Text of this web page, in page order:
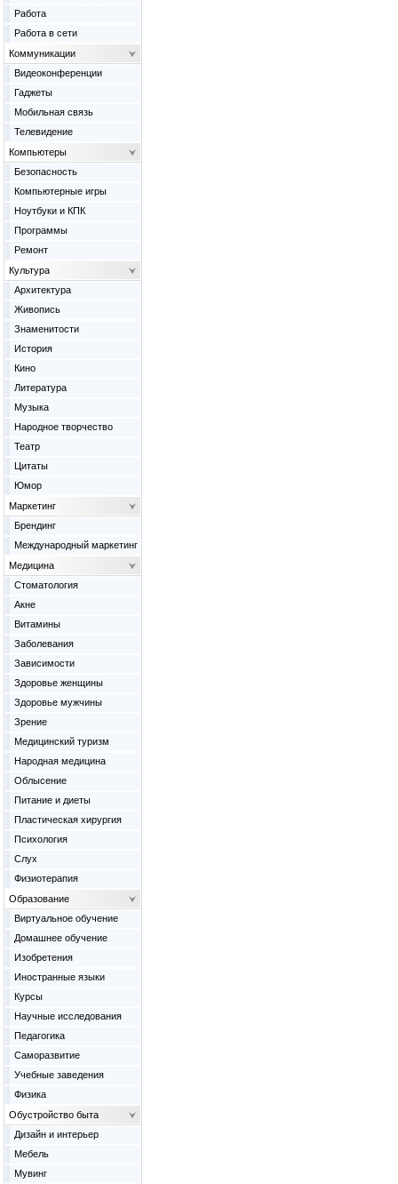
Работа
Работа в сети
Коммуникации
Видеоконференции
Гаджеты
Мобильная связь
Телевидение
Компьютеры
Безопасность
Компьютерные игры
Ноутбуки и КПК
Программы
Ремонт
Культура
Архитектура
Живопись
Знаменитости
История
Кино
Литература
Музыка
Народное творчество
Театр
Цитаты
Юмор
Маркетинг
Брендинг
Международный маркетинг
Медицина
Cтоматология
Акне
Витамины
Заболевания
Зависимости
Здоровье женщины
Здоровье мужчины
Зрение
Медицинский туризм
Народная медицина
Облысение
Питание и диеты
Пластическая хирургия
Психология
Слух
Физиотерапия
Образование
Виртуальное обучение
Домашнее обучение
Изобретения
Иностранные языки
Курсы
Научные исследования
Педагогика
Саморазвитие
Учебные заведения
Физика
Обустройство быта
Дизайн и интерьер
Мебель
Мувинг